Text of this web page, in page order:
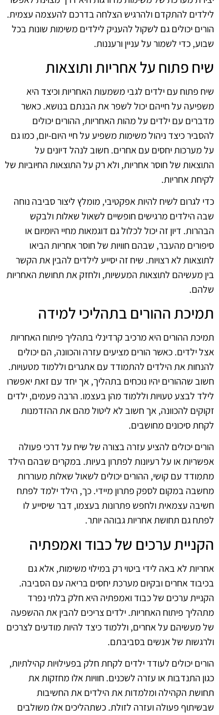
לילדים להתקדם ולהרגיש הצלחה בדרכם להעצמה עצמית.
הורים יכולים גם לשקול להעניק לילדים משימות שונות בכל
שבוע, כדי לשמור על עניין ורעננות.
שיח פתוח על אחריות ותוצאות
שיח פתוח עם ילדים לגבי משמעות האחריות וכיצד היא
משפיעה על חייהם יכול לשפר את הבנתם בנושא. כאשר
מדברים עם ילדים על מהות האחריות, ההורים יכולים
להסביר כיצד ניהול משימות משפיע על חיי היום-יום, כמו גם
על מערכות יחסים עם אחרים. חשוב לנהל דיונים על
התוצאות של חוסר אחריות, ולא רק על התוצאות החיוביות של
לקיחת אחריות.
כדי לגרום לשיח להיות אפקטיבי, מומלץ ליצור סביבה נוחה
שבה הילדים מרגישים חופשיים לשאול שאלות ולבקש
הבהרות. דיון זה יכול לכלול גם דוגמאות מחיי היומיום או
סיפורים מהעבר, שבהם חוויות של חוסר אחריות הביאו
לתוצאות לא רצויות. שיח זה יסייע לילדים להבין את הקשר
בין מעשיהם לתוצאות המעשיות, ולחזק את תחושת האחריות
שלהם.
תמיכת ההורים בתהליכי למידה
תמיכת ההורים היא מרכיב קרדינלי בתהליך פיתוח האחריות
אצל ילדים. כאשר הורים מציעים עזרה והכוונה, הם יכולים
להנחות את הילדים להתמודד עם אתגרים וללמוד מטעויות.
חשוב שההורים יהיו נוכחים בתהליך, אך יחד עם זאת יאפשרו
לילד לבצע טעויות וללמוד מהן בעצמו. הרבה פעמים, ילדים
זקוקים להכוונה, אך חשוב לא ליטול מהם את ההזדמנות
לקחת סיכונים מחושבים.
הורים יכולים להציע עזרה בצורה של שיח על דרכי פעולה
אפשריות או על רעיונות לפתרון בעיות. במקרים שבהם הילד
מתמודד עם קושי, ההורים יכולים לשאול שאלות מעוררות
מחשבה במקום לספק פתרון מיידי. כך, הילד ילמד לפתח
חשיבה עצמאית ולחפש פתרונות בעצמו, דבר שיסייע לו
לפתח גם תחושת אחריות גבוהה יותר.
הקניית ערכים של כבוד ואמפתיה
אחריות לא באה לידי ביטוי רק במילוי משימות, אלא גם
בכיבוד אחרים ובקיום מערכת יחסים בריאה עם הסביבה.
הקניית ערכים של כבוד ואמפתיה היא חלק בלתי נפרד
מתהליך פיתוח האחריות. ילדים צריכים להבין את ההשפעה
של מעשיהם על אחרים, וללמוד כיצד להיות מודעים לצרכים
ולרגשות של אנשים בסביבתם.
הורים יכולים לעודד ילדים לקחת חלק בפעילויות קהילתיות,
כגון התנדבות או עזרה לשכנים. חוויות אלו מחזקות את
תחושת הקהילה ומלמדות את הילדים את החשיבות
שבשיתוף פעולה ועזרה לזולת. כשתהליכים אלו משולבים